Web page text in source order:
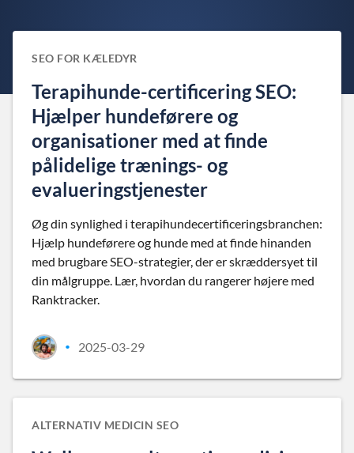
SEO FOR KÆLEDYR
Terapihunde-certificering SEO:
Hjælper hundeførere og
organisationer med at finde
pålidelige trænings- og
evalueringstjenester
Øg din synlighed i terapihundecertificeringsbranchen:
Hjælp hundeførere og hunde med at finde hinanden
med brugbare SEO-strategier, der er skræddersyet til
din målgruppe. Lær, hvordan du rangerer højere med
Ranktracker.
• 2025-03-29
ALTERNATIV MEDICIN SEO